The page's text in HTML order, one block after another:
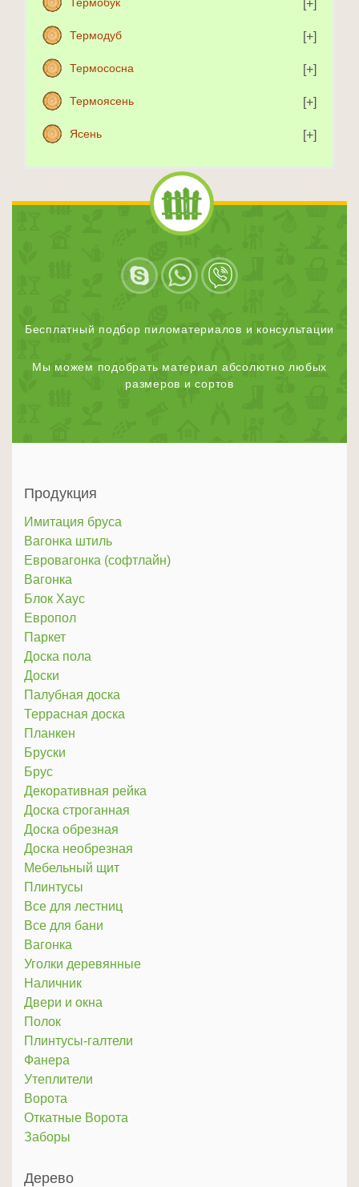
Термодуб
Термососна
Термоясень
Ясень
Бесплатный подбор пиломатериалов и консультации
Мы можем подобрать материал абсолютно любых
размеров и сортов
Продукция
Имитация бруса
Вагонка штиль
Евровагонка (софтлайн)
Вагонка
Блок Хаус
Европол
Паркет
Доска пола
Доски
Палубная доска
Террасная доска
Планкен
Бруски
Брус
Декоративная рейка
Доска строганная
Доска обрезная
Доска необрезная
Мебельный щит
Плинтусы
Все для лестниц
Все для бани
Вагонка
Уголки деревянные
Наличник
Двери и окна
Полок
Плинтусы-галтели
Фанера
Утеплители
Ворота
Откатные Ворота
Заборы
Дерево